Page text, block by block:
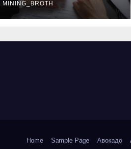
ставки и
требования к
MINING_BROTH
Home Sample Page Авокадо